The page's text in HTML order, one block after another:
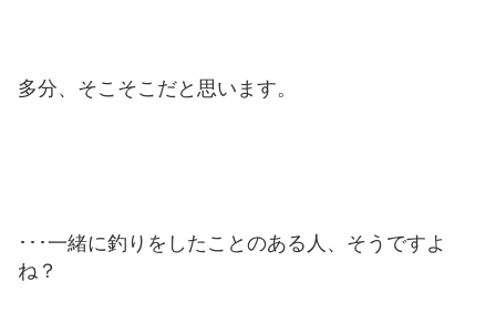
多分、そこそこだと思います。
･･･一緒に釣りをしたことのある人、そうですよ
ね？